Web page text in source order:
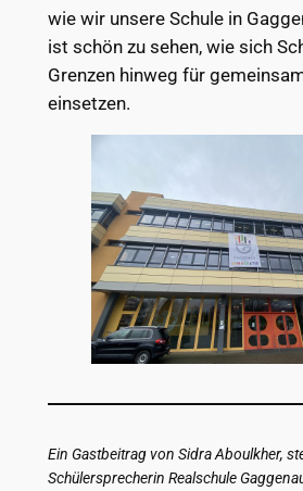
wie wir unsere Schule in
ist schön zu sehen, wie sich
Grenzen hinweg für
einsetzen.
Ein Gastbeitrag von Sidra Aboulkher,
Schülersprecherin Realschule